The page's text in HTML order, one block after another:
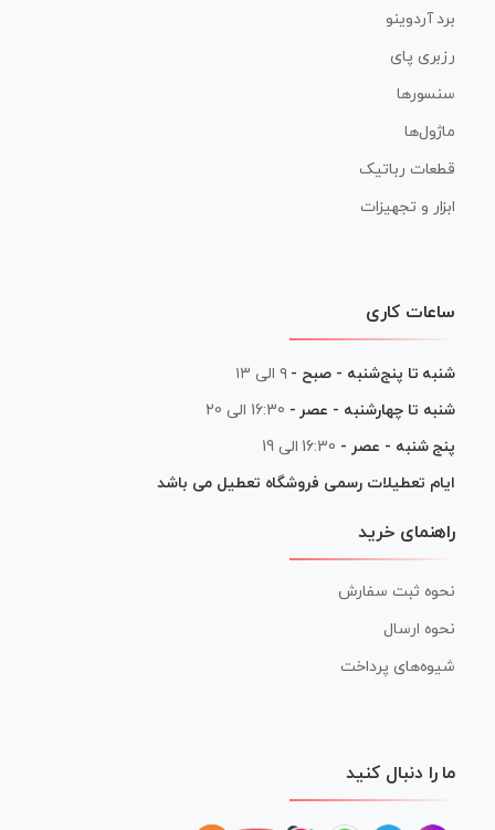
برد آردوینو
رزبری پای
سنسورها
ماژول‌ها
قطعات رباتیک
ابزار و تجهیزات
ساعات کاری
شنبه تا پنج‌شنبه - صبح - ۹ الی ۱۳
شنبه تا چهارشنبه - عصر - 16:30 الی 20
پنج شنبه - عصر - 16:30 الی 19
ایام تعطیلات رسمی فروشگاه تعطیل می باشد
راهنمای خرید
نحوه ثبت سفارش
نحوه ارسال
شیوه‌های پرداخت
ما را دنبال کنید